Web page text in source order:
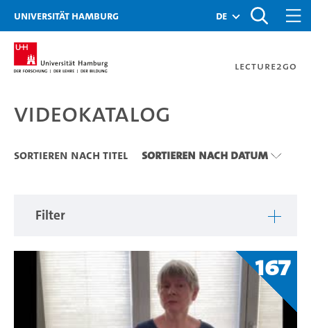
Zu den Filtern
Zur Metanavigation
Zur Hauptnavigation
Zur Suche
Zum Inhalt
Zum Seitenfuss
Universität Hamburg de
Lecture2Go
Videokatalog
Videokatalog
Sortieren nach Titel Sortieren nach Datum
Filter
167